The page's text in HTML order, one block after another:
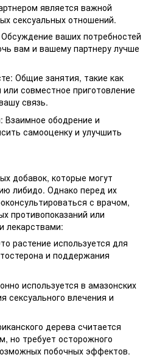
является важной
сексуальных отношений.
ваших потребностей
вам и вашему партнеру лучше
Общие занятия, такие как
или совместное приготовление
связь.
ободрение и
самооценку и улучшить
добавок, которые могут
либидо. Однако перед их
с врачом,
противопоказаний или
лекарствами:
растение используется для
и поддержания
используется в амазонских
сексуального влечения и
дерева считается
но требует осторожного
побочных эффектов.